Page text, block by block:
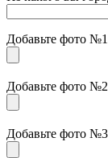
Добавьте фото
Добавьте фото
Добавьте фото